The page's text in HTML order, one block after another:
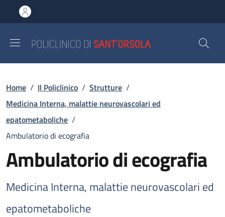
al contenuto principale
to footer content
Briciole di pane
Home / Il Policlinico / Strutture /
Medicina Interna, malattie neurovascolari ed
epatometaboliche /
Ambulatorio di ecografia
Ambulatorio di ecografia
Medicina Interna, malattie neurovascolari ed
epatometaboliche